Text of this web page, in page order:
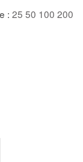
: 25 50 100 200